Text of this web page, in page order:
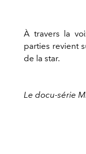
À travers la
parties revient
de la star.
Le docu-série